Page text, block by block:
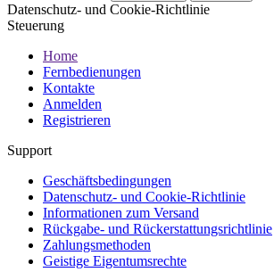
Datenschutz- und Cookie-Richtlinie
Steuerung
Home
Fernbedienungen
Kontakte
Anmelden
Registrieren
Support
Geschäftsbedingungen
Datenschutz- und Cookie-Richtlinie
Informationen zum Versand
Rückgabe- und Rückerstattungsrichtlinie
Zahlungsmethoden
Geistige Eigentumsrechte